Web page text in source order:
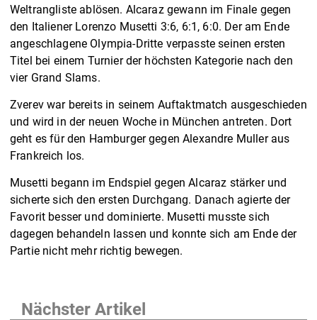
Weltrangliste ablösen. Alcaraz gewann im Finale gegen
den Italiener Lorenzo Musetti 3:6, 6:1, 6:0. Der am Ende
angeschlagene Olympia-Dritte verpasste seinen ersten
Titel bei einem Turnier der höchsten Kategorie nach den
vier Grand Slams.
Zverev war bereits in seinem Auftaktmatch ausgeschieden
und wird in der neuen Woche in München antreten. Dort
geht es für den Hamburger gegen Alexandre Muller aus
Frankreich los.
Musetti begann im Endspiel gegen Alcaraz stärker und
sicherte sich den ersten Durchgang. Danach agierte der
Favorit besser und dominierte. Musetti musste sich
dagegen behandeln lassen und konnte sich am Ende der
Partie nicht mehr richtig bewegen.
Nächster Artikel